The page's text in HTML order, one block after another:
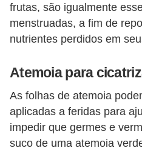
frutas, são igualmente
menstruadas, a fim de
nutrientes perdidos em
Atemoia para
As folhas de atemoia
aplicadas a feridas para
impedir que germes e
suco de uma atemoia